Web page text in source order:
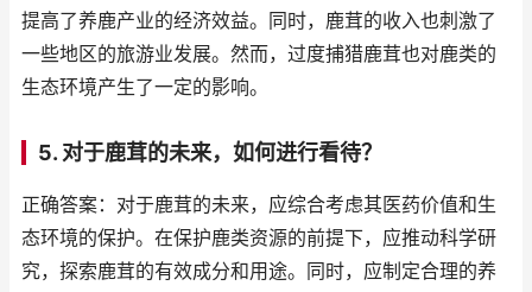
提高了养鹿产业的经济效益。同时，鹿茸的收入也刺激了
一些地区的旅游业发展。然而，过度捕猎鹿茸也对鹿类的
生态环境产生了一定的影响。
5. 对于鹿茸的未来，如何进行看待？
正确答案：对于鹿茸的未来，应综合考虑其医药价值和生
态环境的保护。在保护鹿类资源的前提下，应推动科学研
究，探索鹿茸的有效成分和用途。同时，应制定合理的养